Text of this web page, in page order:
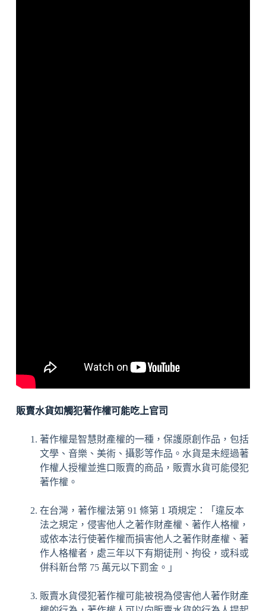
販賣水貨如觸犯著作權可能吃上官司
著作權是智慧財產權的一種，保護原創作品，包括
文學、音樂、美術、攝影等作品。水貨是未經過著
作權人授權並進口販賣的商品，販賣水貨可能侵犯
著作權。
在台灣，著作權法第 91 條第 1 項規定：「違反本
法之規定，侵害他人之著作財產權、著作人格權，
或依本法行使著作權而損害他人之著作財產權、著
作人格權者，處三年以下有期徒刑、拘役，或科或
併科新台幣 75 萬元以下罰金。」
販賣水貨侵犯著作權可能被視為侵害他人著作財產